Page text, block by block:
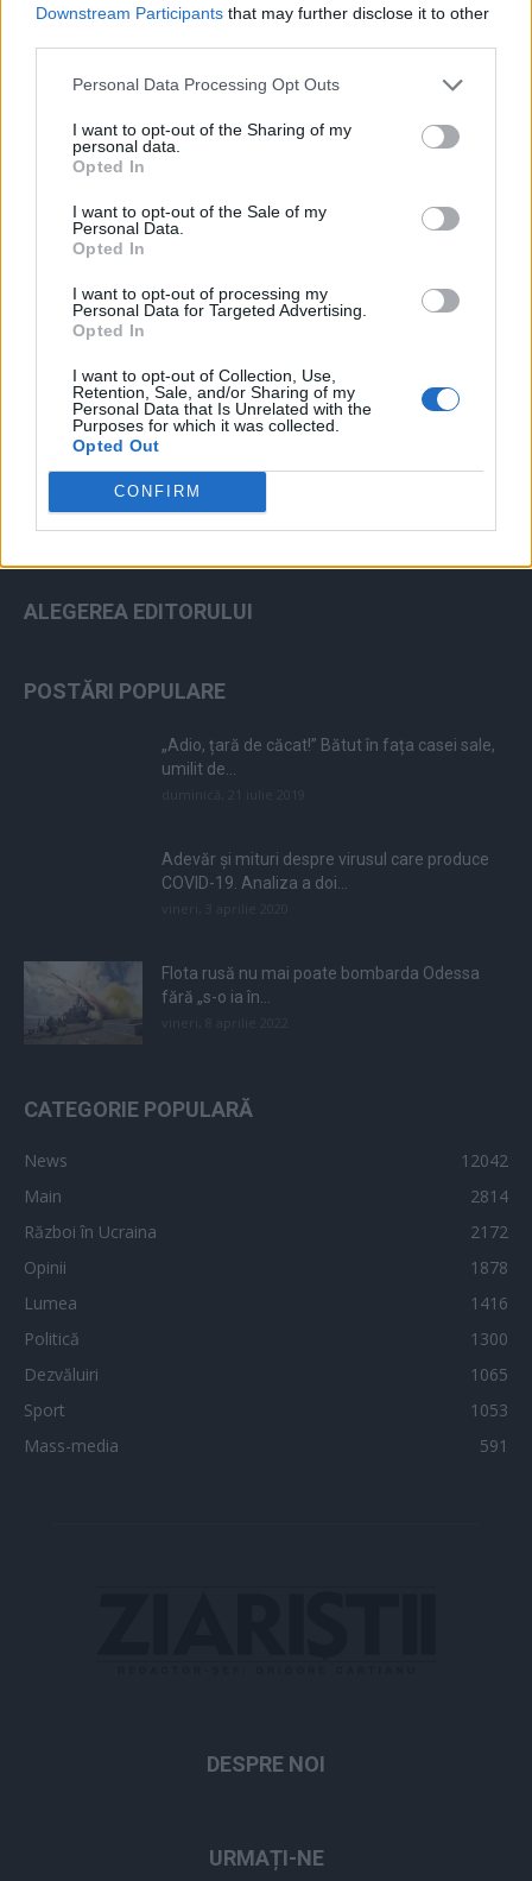
Downstream Participants that may further disclose it to other
Personal Data Processing Opt Outs
I want to opt-out of the Sharing of my
personal data.
Opted In
I want to opt-out of the Sale of my
Personal Data.
Opted In
I want to opt-out of processing my
Personal Data for Targeted Advertising.
Opted In
I want to opt-out of Collection, Use,
Retention, Sale, and/or Sharing of my
Personal Data that Is Unrelated with the
Purposes for which it was collected.
Opted Out
CONFIRM
Arată rezultatele
Arhiva sondajelor
ad
ALEGEREA EDITORULUI
POSTĂRI POPULARE
„Adio, țară de căcat!” Bătut în fața casei sale,
umilit de...
Adevăr și mituri despre virusul care produce
COVID-19. Analiza a doi...
Flota rusă nu mai poate bombarda Odessa
fără „s-o ia în...
CATEGORIE POPULARĂ
News
12042
Main
2814
Război în Ucraina
2172
Opinii
1878
Lumea
1416
Politică
1300
Dezvăluiri
1065
Sport
1053
Mass-media
591
DESPRE NOI
URMAȚI-NE